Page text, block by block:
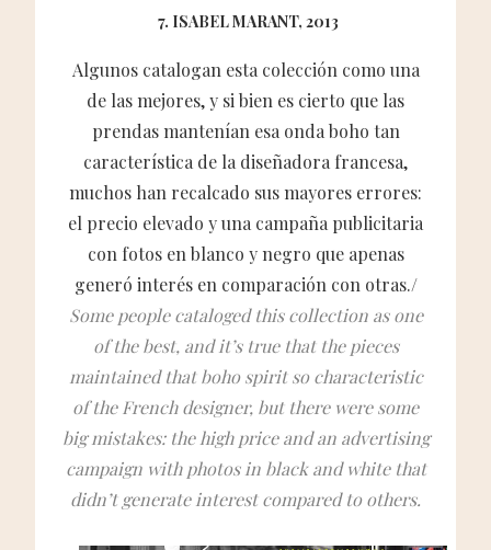
7. ISABEL MARANT, 2013
Algunos catalogan esta colección como una
de las mejores, y si bien es cierto que las
prendas mantenían esa onda boho tan
característica de la diseñadora francesa,
muchos han recalcado sus mayores errores:
el precio elevado y una campaña publicitaria
con fotos en blanco y negro que apenas
generó interés en comparación con otras./
Some people cataloged this collection as one
of the best, and it’s true that the pieces
maintained that boho spirit so characteristic
of the French designer, but there were some
big mistakes: the high price and an advertising
campaign with photos in black and white that
didn’t generate interest compared to others.